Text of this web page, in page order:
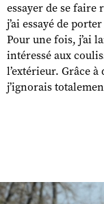
essayer de se faire
j’ai essayé de
Pour une fois, j’ai
intéressé aux
l’extérieur. Grâce
j’ignorais